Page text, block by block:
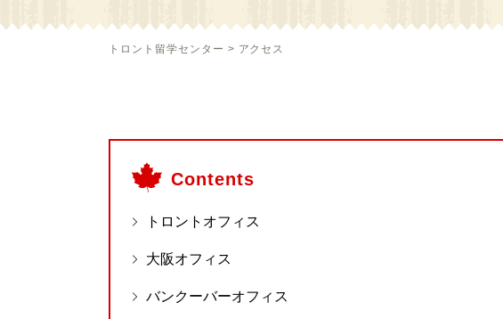
トロント留学センター > アクセス
Contents
トロントオフィス
大阪オフィス
バンクーバーオフィス